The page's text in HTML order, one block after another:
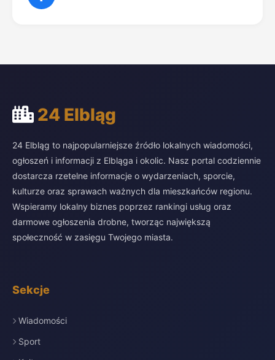
24 Elbląg
24 Elbląg to najpopularniejsze źródło lokalnych wiadomości,
ogłoszeń i informacji z Elbląga i okolic. Nasz portal codziennie
dostarcza rzetelne informacje o wydarzeniach, sporcie,
kulturze oraz sprawach ważnych dla mieszkańców regionu.
Wspieramy lokalny biznes poprzez rankingi usług oraz
darmowe ogłoszenia drobne, tworząc największą
społeczność w zasięgu Twojego miasta.
Sekcje
Wiadomości
Sport